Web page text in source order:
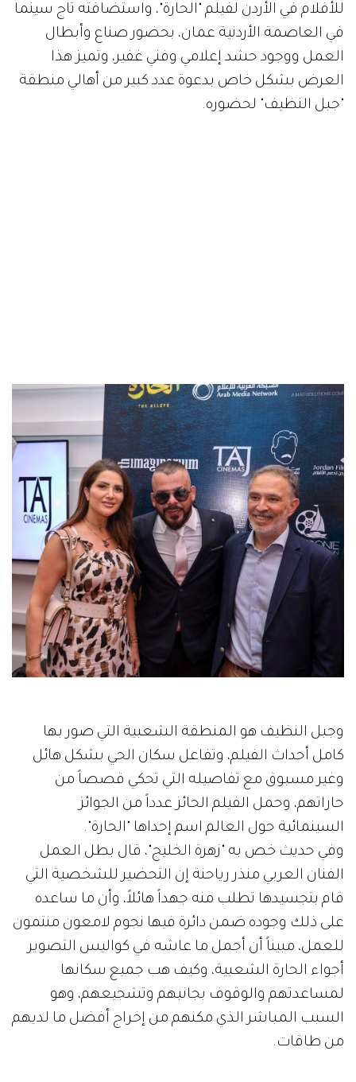
للأفلام في الأردن لفيلم "الحارة"، واستضافته تاج سينما
في العاصمة الأردنية عمان، بحضور صناع وأبطال
العمل ووجود حشد إعلامي وفني غفير، وتميز هذا
العرض بشكل خاص بدعوة عدد كبير من أهالي منطقة
"جبل النظيف" لحضوره.
وجبل النظيف هو المنطقة الشعبية التي صور بها
كامل أحداث الفيلم، وتفاعل سكان الحي بشكل هائل
وغير مسبوق مع تفاصيله التي تحكي قصصاً من
حاراتهم، وحمل الفيلم الحائز عدداً من الجوائز
السينمائية حول العالم اسم إحداها "الحارة".
وفي حديث خص به "زهرة الخليج"، قال بطل العمل
الفنان العربي منذر رياحنة إن التحضير للشخصية التي
قام بتجسيدها تطلب منه جهداً هائلاً، وأن ما ساعده
على ذلك وجوده ضمن دائرة فيها نجوم لامعون منتمون
للعمل، مبيناً أن أجمل ما عاشه في كواليس التصوير
أجواء الحارة الشعبية، وكيف هب جميع سكانها
لمساعدتهم والوقوف بجانبهم وتشجيعهم، وهو
السبب المباشر الذي مكنهم من إخراج أفضل ما لديهم
من طاقات.